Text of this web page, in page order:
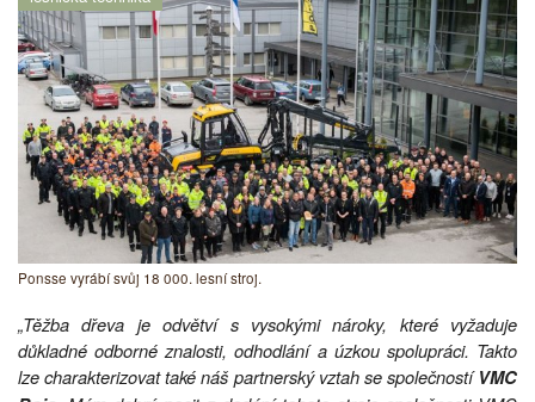
Ponsse vyrábí svůj 18 000. lesní stroj.
„Těžba dřeva je odvětví s vysokými nároky, které vyžaduje
důkladné odborné znalosti, odhodlání a úzkou spolupráci. Takto
lze charakterizovat také náš partnerský vztah se společnostíVMC